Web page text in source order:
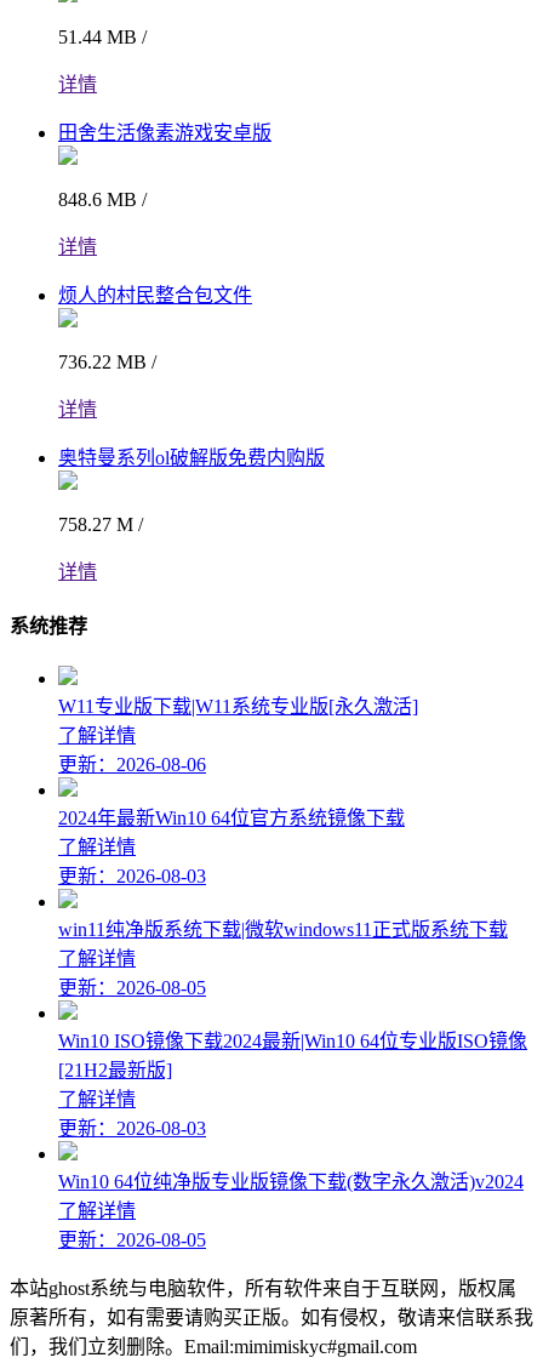
51.44 MB /
详情
田舍生活像素游戏安卓版
848.6 MB /
详情
烦人的村民整合包文件
736.22 MB /
详情
奥特曼系列ol破解版免费内购版
758.27 M /
详情
系统推荐
W11专业版下载|W11系统专业版[永久激活]
了解详情
更新：2026-08-06
2024年最新Win10 64位官方系统镜像下载
了解详情
更新：2026-08-03
win11纯净版系统下载|微软windows11正式版系统下载
了解详情
更新：2026-08-05
Win10 ISO镜像下载2024最新|Win10 64位专业版ISO镜像
[21H2最新版]
了解详情
更新：2026-08-03
Win10 64位纯净版专业版镜像下载(数字永久激活)v2024
了解详情
更新：2026-08-05
本站ghost系统与电脑软件，所有软件来自于互联网，版权属
原著所有，如有需要请购买正版。如有侵权，敬请来信联系我
们，我们立刻删除。Email:mimimiskyc#gmail.com